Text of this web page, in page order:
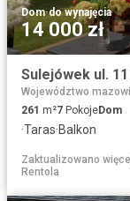
Dom·do wynajęcia
14 000 zł
Sulejówek ul.
Województwo
261 m²7 PokojeDom
·Taras·Balkon
Zaktualizowano
Rentola